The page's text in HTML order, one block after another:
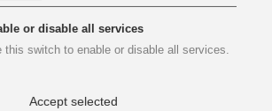
mit rd. 4.800 m²
or disable all services
this switch to enable or disable all services.
Accept selected